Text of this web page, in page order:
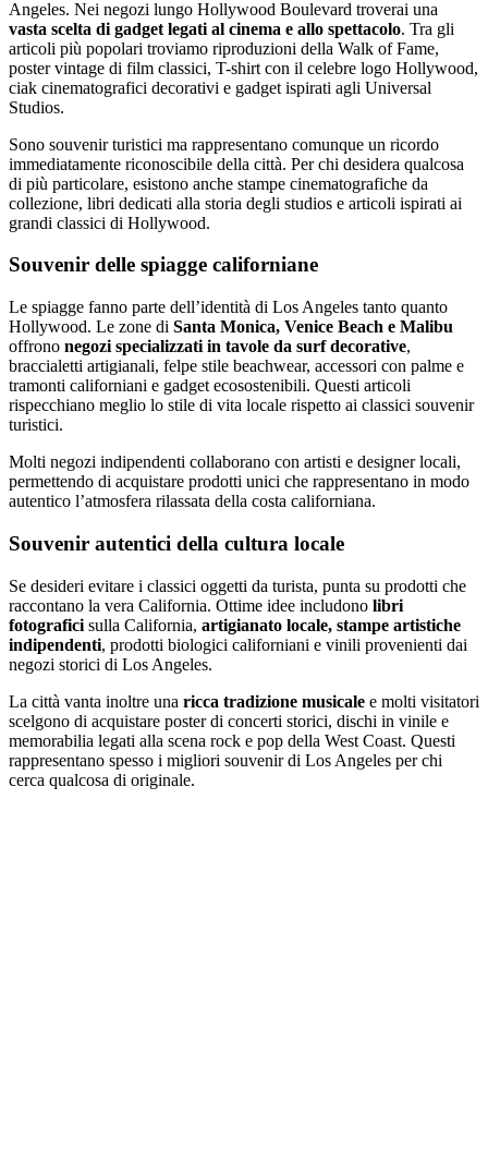
Angeles. Nei negozi lungo Hollywood Boulevard troverai una
vasta scelta di gadget legati al cinema e allo spettacolo. Tra gli
articoli più popolari troviamo riproduzioni della Walk of Fame,
poster vintage di film classici, T-shirt con il celebre logo Hollywood,
ciak cinematografici decorativi e gadget ispirati agli Universal
Studios.
Sono souvenir turistici ma rappresentano comunque un ricordo
immediatamente riconoscibile della città. Per chi desidera qualcosa
di più particolare, esistono anche stampe cinematografiche da
collezione, libri dedicati alla storia degli studios e articoli ispirati ai
grandi classici di Hollywood.
Souvenir delle spiagge californiane
Le spiagge fanno parte dell’identità di Los Angeles tanto quanto
Hollywood. Le zone di Santa Monica, Venice Beach e Malibu
offrono negozi specializzati in tavole da surf decorative,
braccialetti artigianali, felpe stile beachwear, accessori con palme e
tramonti californiani e gadget ecosostenibili. Questi articoli
rispecchiano meglio lo stile di vita locale rispetto ai classici souvenir
turistici.
Molti negozi indipendenti collaborano con artisti e designer locali,
permettendo di acquistare prodotti unici che rappresentano in modo
autentico l’atmosfera rilassata della costa californiana.
Souvenir autentici della cultura locale
Se desideri evitare i classici oggetti da turista, punta su prodotti che
raccontano la vera California. Ottime idee includono libri
fotografici sulla California, artigianato locale, stampe artistiche
indipendenti, prodotti biologici californiani e vinili provenienti dai
negozi storici di Los Angeles.
La città vanta inoltre una ricca tradizione musicale e molti visitatori
scelgono di acquistare poster di concerti storici, dischi in vinile e
memorabilia legati alla scena rock e pop della West Coast. Questi
rappresentano spesso i migliori souvenir di Los Angeles per chi
cerca qualcosa di originale.